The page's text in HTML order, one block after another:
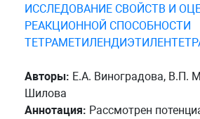
ИССЛЕДОВАНИЕ СВОЙСТВ И
РЕАКЦИОННОЙ СПОСОБНОСТИ
Авторы: Е.А. Виноградова, В.П.
Шилова
Аннотация: Рассмотрен